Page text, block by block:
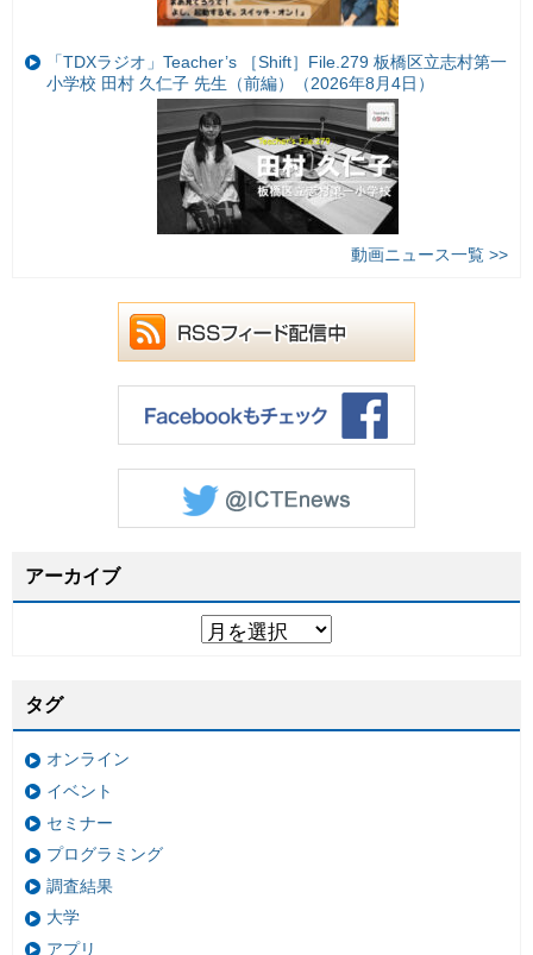
「TDXラジオ」Teacher’s ［Shift］File.279 板橋区立志村第一
小学校 田村 久仁子 先生（前編）（2026年8月4日）
動画ニュース一覧 >>
アーカイブ
タグ
オンライン
イベント
セミナー
プログラミング
調査結果
大学
アプリ